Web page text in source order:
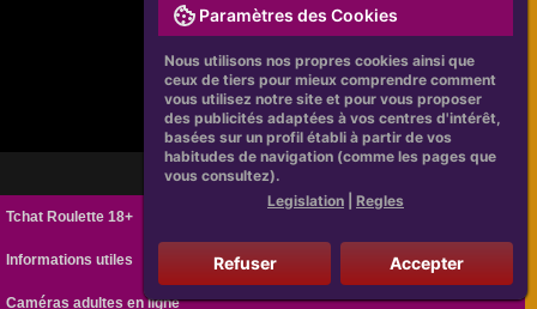
Tchat Roulette 18+
Informations utiles
Caméras adultes en ligne
Paramètres des Cookies
Nous utilisons nos propres cookies ainsi que
ceux de tiers pour mieux comprendre comment
vous utilisez notre site et pour vous proposer
des publicités adaptées à vos centres d'intérêt,
basées sur un profil établi à partir de vos
habitudes de navigation (comme les pages que
vous consultez).
Legislation
Regles
Refuser Accepter